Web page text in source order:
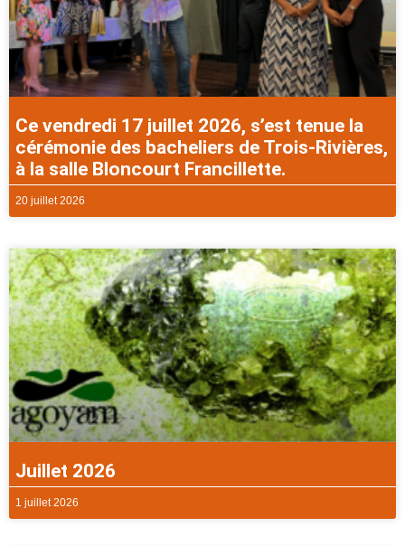
Ce vendredi 17 juillet 2026, s’est tenue la
cérémonie des bacheliers de Trois-Rivières,
à la salle Bloncourt Francillette.
20 juillet 2026
Juillet 2026
1 juillet 2026